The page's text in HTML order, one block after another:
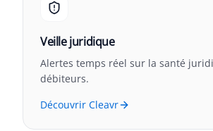
Veille juridique
Alertes temps réel sur la santé
débiteurs.
Découvrir Cleavr